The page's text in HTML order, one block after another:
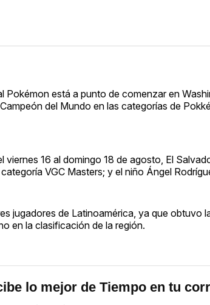
Pokémon está a punto de comenzar en
del Mundo en las categorías de
viernes 16 al domingo 18 de agosto, El
VGC Masters; y el niño Ángel
jugadores de Latinoamérica, ya que obtuvo
en la clasificación de la región.
lo mejor de Tiempo en tu